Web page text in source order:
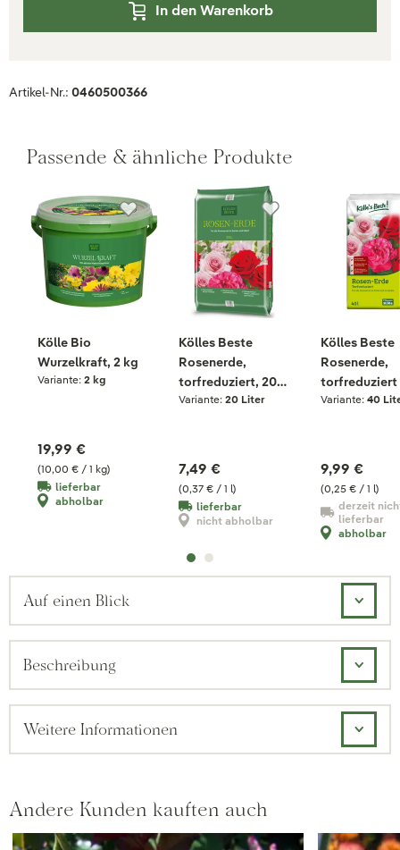
In den Warenkorb
Artikel-Nr.: 0460500366
Passende & ähnliche Produkte
Kölle Bio
Wurzelkraft, 2 kg
Variante: 2 kg
(10,00 € / 1 kg)
19,99 €
lieferbar
abholbar
Kölles Beste
Rosenerde,
torfreduziert, 20
Liter
Variante:20 Liter
(0,37 € / 1 l)
7,49 €
lieferbar
nicht abholbar
Kölles Beste
Rosenerde,
torfreduziert
Liter
Variante: 40
(0,25 € / 1 l)
9,99 €
derzeit
lieferbar
abholbar
Auf einen Blick
Beschreibung
Weitere Informationen
Andere Kunden kauften auch